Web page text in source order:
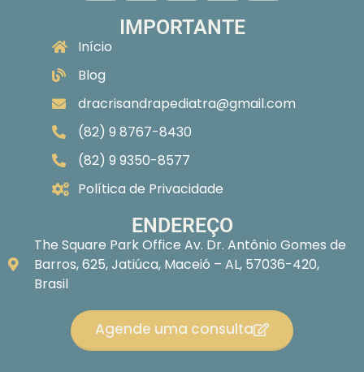
IMPORTANTE
Início
Blog
dracrisandrapediatra@gmail.com
(82) 9 8767-8430
(82) 9 9350-8577
Política de Privacidade
ENDEREÇO
The Square Park Office Av. Dr. Antônio Gomes de
Barros, 625, Jatiúca, Maceió – AL, 57036-420,
Brasil
Agende uma consulta